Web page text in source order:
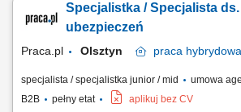
Prowadzenie spotkań online i stacjonarnych;
portfela klientów; Aktywne pozyskiwanie nowych
Specjalistka / Specjalista
ubezpieczeń
Praca.pl Olsztyn praca
specjalista / specjalistka junior / mid
umowa
B2B
pełny etat aplikuj bez CV